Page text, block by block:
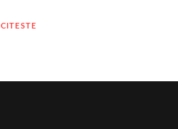
CITESTE